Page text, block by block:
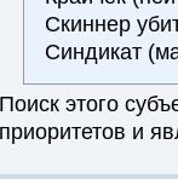
Скиннер
Синдикат
Поиск этого
приоритетов и